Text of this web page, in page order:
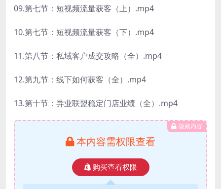
09.第七节：短视频流量获客（上）.mp4
10.第七节：短视频流量获客（下）.mp4
11.第八节：私域客户成交攻略（全）.mp4
12.第九节：线下如何获客（全）.mp4
13.第十节：异业联盟稳定门店业绩（全）.mp4
隐藏内容
本内容需权限查看
购买查看权限